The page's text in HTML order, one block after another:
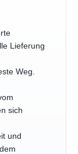
Lieferung
Weg.
sich
und